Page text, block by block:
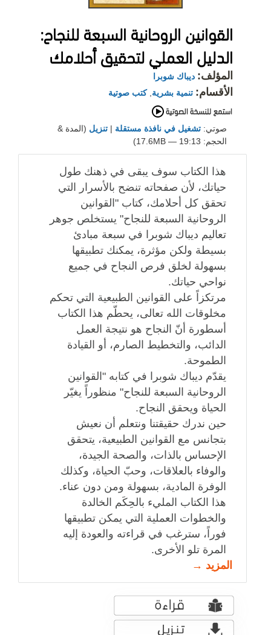
القوانين الروحانية السبعة للنجاح:
الدليل العملي لتحقيق أحلامك
المؤلف: ديباك شوبرا
الأقسام: تنمية بشرية ,كتب صوتية
صوتي: تشغيل في نافذة مستقلة | تنزيل (المدة &
الحجم: 19:13 — 17.6MB)
هذا الكتاب سوف يبقى في ذهنك طول
حياتك، لأن صفحاته تنضح بالأسرار التي
تحقق كل أحلامك، كتاب "القوانين
الروحانية السبعة للنجاح" يستخلص جوهر
تعاليم ديباك شوبرا في سبعة مبادئ
بسيطة ولكن مؤثرة، يمكنك تطبيقها
بسهولة لخلق فرص النجاح في جميع
نواحي حياتك.
مرتكزاً على القوانين الطبيعية التي تحكم
مخلوقات الله تعالى، يحطّم هذا الكتاب
أسطورة أنّ النجاح هو نتيجة العمل
الدائب، والتخطيط الصارم، أو القيادة
الطموحة.
يقدّم ديباك شوبرا في كتابه "القوانين
الروحانية السبعة للنجاح" منظوراً يغيّر
الحياة ويحقق النجاح.
حين ندرك حقيقتنا ونتعلم أن نعيش
بتجانس مع القوانين الطبيعية، يتحقق
الإحساس بالذات، والصحة الجيدة،
والوفاء بالعلاقات، وحبّ الحياة، وكذلك
الوفرة المادية، بسهولة ومن دون عناء.
هذا الكتاب المليء بالحِكَم الخالدة
والخطوات العملية التي يمكن تطبيقها
فوراً، سترغب في قراءته والعودة إليه
المرة تلو الأخرى.
المزيد →